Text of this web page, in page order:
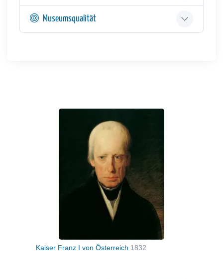
Museumsqualität
Kaiser Franz I von Österreich 1832